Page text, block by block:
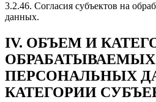
3.2.46. Согласия субъектов на
данных.
IV. ОБЪЕМ И
ОБРАБАТЫВАЕМЫХ
ПЕРСОНАЛЬНЫХ
КАТЕГОРИИ